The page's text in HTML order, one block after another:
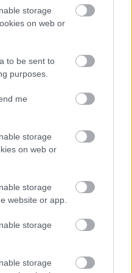
storage
on web or
to be sent to
purposes.
me
storage
on web or
storage
website or app.
storage
storage
, responsables du
oculaires, des
menées sur le
de la peau.
le cancer de la peau
trois avant l'âge de 70
par cette maladie
sur Facebook!
? Suivez-
oogle